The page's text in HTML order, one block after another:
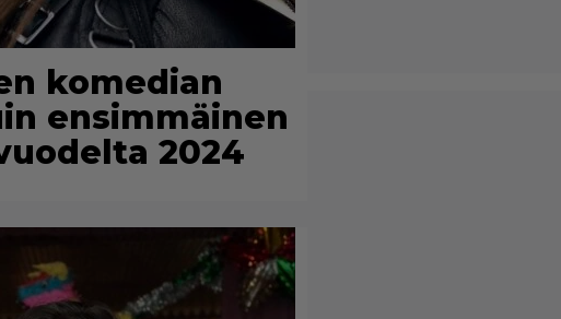
komedian
ensimmäinen
2024